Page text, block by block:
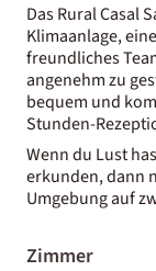
Das Rural Casal
Klimaanlage,
freundliches
angenehm zu
bequem und
Stunden-
Wenn du Lust
erkunden, dann
Umgebung auf
Zimmer